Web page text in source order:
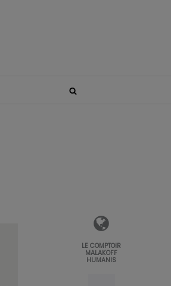
LE COMPTOIR
MALAKOFF
HUMANIS